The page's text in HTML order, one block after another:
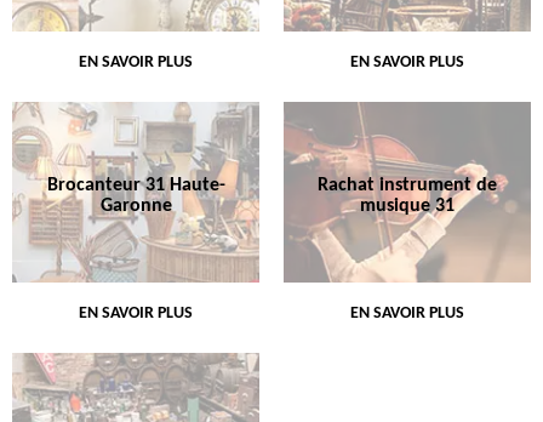
EN SAVOIR PLUS EN SAVOIR PLUS
Brocanteur 31 Haute-
Garonne
EN SAVOIR PLUS
Rachat instrument de
musique 31
EN SAVOIR PLUS